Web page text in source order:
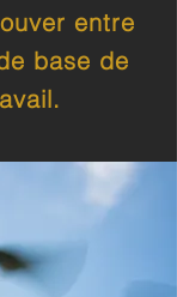
entre
base de